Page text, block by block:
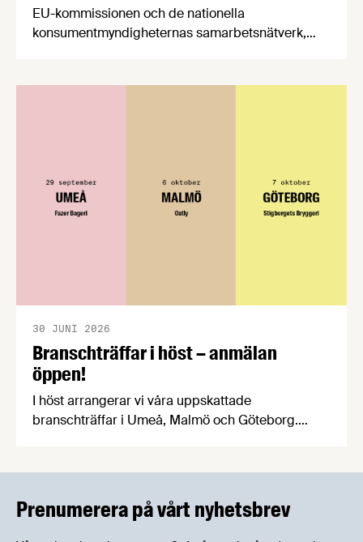
EU-kommissionen och de nationella
konsumentmyndigheternas samarbetsnätverk,
konsumentmaktsdirektivet. Livsmedelsföretagen
Branschträffar i höst – anmälan
öppen!
30 JUNI 2026
I höst arrangerar vi våra uppskattade
branschträffar i Umeå, Malmö och Göteborg.
kan träffa branschkollegor och utbyta
Prenumerera på vårt nyhetsbrev